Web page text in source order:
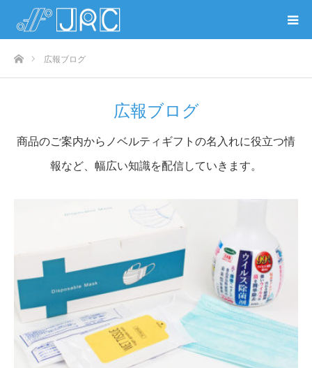
ホーム広報ブログ
広報ブログ
商品のご案内からノベルティギフトの名入れに役立つ情
報など、幅広い知識を配信していきます。